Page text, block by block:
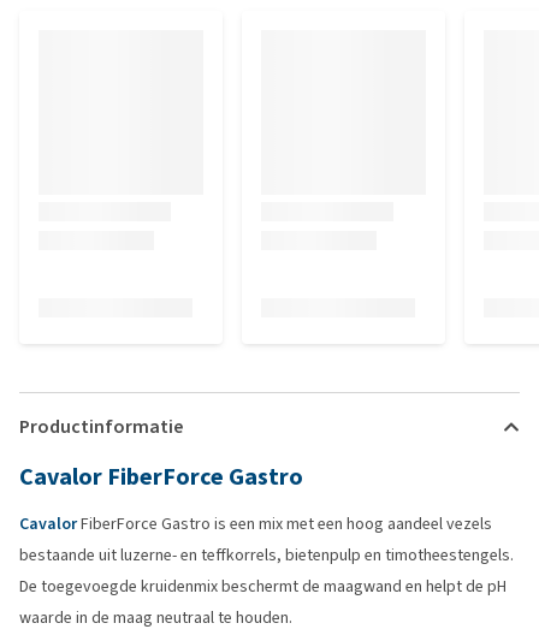
Productinformatie
Cavalor FiberForce Gastro
CavalorFiberForce Gastro is een mix met een hoog aandeel vezels
bestaande uit luzerne- en teffkorrels, bietenpulp en timotheestengels.
De toegevoegde kruidenmix beschermt de maagwand en helpt de pH
waarde in de maag neutraal te houden.